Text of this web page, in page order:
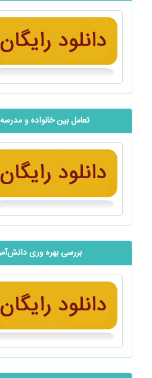
تعامل بین خانواده و
بررسی بهره‌ وری